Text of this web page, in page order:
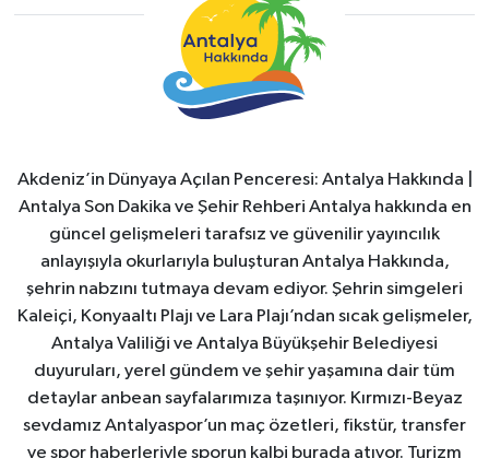
Akdeniz’in Dünyaya Açılan Penceresi: Antalya Hakkında |
Antalya Son Dakika ve Şehir Rehberi Antalya hakkında en
güncel gelişmeleri tarafsız ve güvenilir yayıncılık
anlayışıyla okurlarıyla buluşturan Antalya Hakkında,
şehrin nabzını tutmaya devam ediyor. Şehrin simgeleri
Kaleiçi, Konyaaltı Plajı ve Lara Plajı’ndan sıcak gelişmeler,
Antalya Valiliği ve Antalya Büyükşehir Belediyesi
duyuruları, yerel gündem ve şehir yaşamına dair tüm
detaylar anbean sayfalarımıza taşınıyor. Kırmızı-Beyaz
sevdamız Antalyaspor’un maç özetleri, fikstür, transfer
ve spor haberleriyle sporun kalbi burada atıyor. Turizm